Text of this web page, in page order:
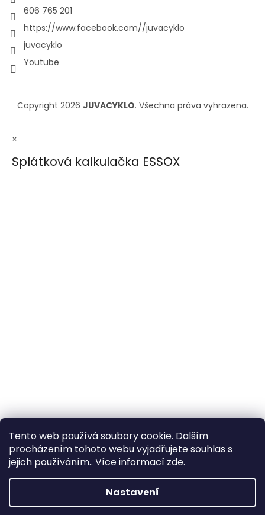
Tento web používá soubory cookie. Dalším
procházením tohoto webu vyjadřujete souhlas s
jejich používáním.. Více informací zde.
Nastavení
606 765 201
https://www.facebook.com//juvacyklo
juvacyklo
Youtube
Copyright 2026 JUVACYKLO. Všechna práva vyhrazena.
×
Splátková kalkulačka ESSOX